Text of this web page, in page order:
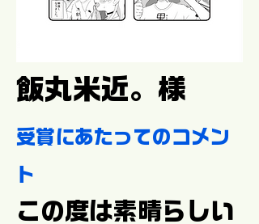
飯丸米近。様
受賞にあたってのコメン
ト
この度は素晴らしい